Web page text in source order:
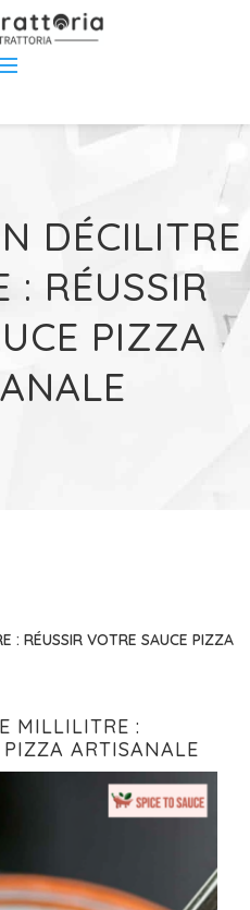
DÉCILITRE
: RÉUSSIR
PIZZA
: RÉUSSIR VOTRE SAUCE PIZZA
MILLILITRE :
PIZZA ARTISANALE